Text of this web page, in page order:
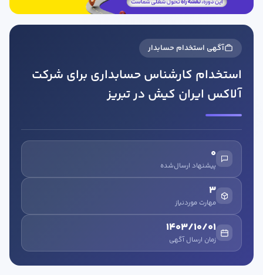
آگهی استخدام حسابدار
استخدام کارشناس حسابداری برای شرکت
آلاکس ایران کیش در تبریز
0
پیشنهاد ارسال‌شده
3
مهارت موردنیاز
1403/10/01
زمان ارسال آگهی
در صورتی که سابقه دارید توضیح مختصر از فعالیتی که در حسابداری
در صورتی که سابقه دارید ، چه مهارت هایی در حسابداری دارید؟
استخدام و شروع کار حسابداری